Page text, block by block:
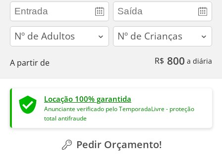
adults children
A partir de R$ 800 a diária
Locação 100% garantida
Anunciante verificado pelo TemporadaLivre - proteção
total antifraude
Pedir Orçamento!